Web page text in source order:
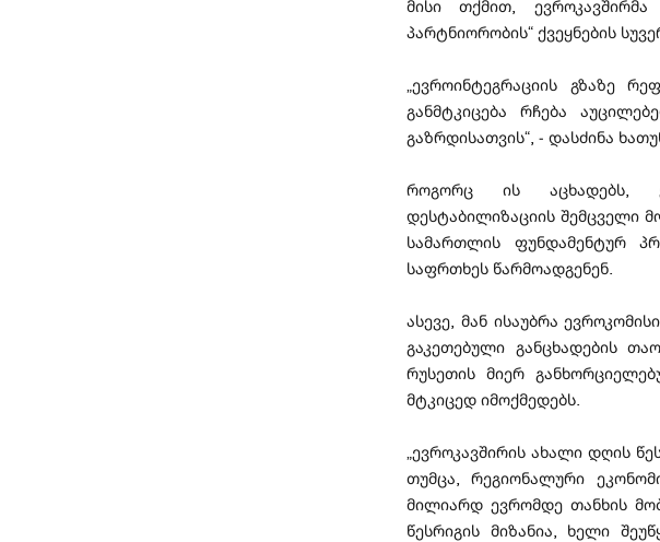
მისი თქმით,
პარტნიორობის“ ქვეყნების
„ევროინტეგრაციის გზაზე
განმტკიცება რჩება
გაზრდისათვის“, - დასძინა
როგორც ის აცხადებს,
დესტაბილიზაციის შემცველი
სამართლის ფუნდამენტურ
საფრთხეს წარმოადგენენ.
ასევე, მან ისაუბრა
გაკეთებული განცხადების
რუსეთის მიერ
მტკიცედ იმოქმედებს.
„ევროკავშირის ახალი დღის
თუმცა, რეგიონალური
მილიარდ ევრომდე თანხის
წესრიგის მიზანია, ხელი